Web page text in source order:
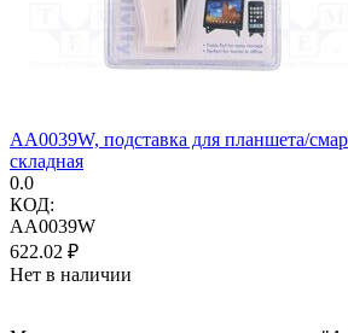
AA0039W, подставка для планшета/
складная
0.0
КОД:
AA0039W
622.02 ₽
Нет в наличии